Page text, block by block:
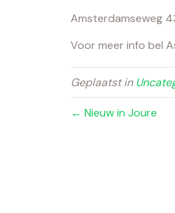
Amsterdamseweg
Voor meer info bel
Geplaatst in
← Nieuw in Joure